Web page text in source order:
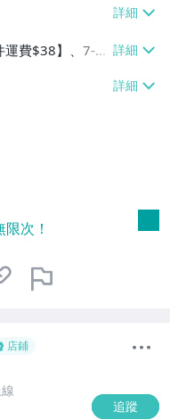
費$38】、7-EL
$38】、宅配/
滿$1000免運
$31、滿10件或
配送【單件運
次！
店鋪
追蹤